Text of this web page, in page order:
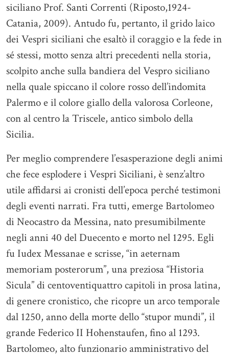
siciliano Prof. Santi Correnti (Riposto,1924-
Catania, 2009). Antudo fu, pertanto, il grido laico
dei Vespri siciliani che esaltò il coraggio e la fede in
sé stessi, motto senza altri precedenti nella storia,
scolpito anche sulla bandiera del Vespro siciliano
nella quale spiccano il colore rosso dell’indomita
Palermo e il colore giallo della valorosa Corleone,
con al centro la Triscele, antico simbolo della
Sicilia.
Per meglio comprendere l’esasperazione degli animi
che fece esplodere i Vespri Siciliani, è senz’altro
utile affidarsi ai cronisti dell’epoca perché testimoni
degli eventi narrati. Fra tutti, emerge Bartolomeo
di Neocastro da Messina, nato presumibilmente
negli anni 40 del Duecento e morto nel 1295. Egli
fu Iudex Messanae e scrisse, “in aeternam
memoriam posterorum”, una preziosa “Historia
Sicula” di centoventiquattro capitoli in prosa latina,
di genere cronistico, che ricopre un arco temporale
dal 1250, anno della morte dello “stupor mundi”, il
grande Federico II Hohenstaufen, fino al 1293.
Bartolomeo, alto funzionario amministrativo del